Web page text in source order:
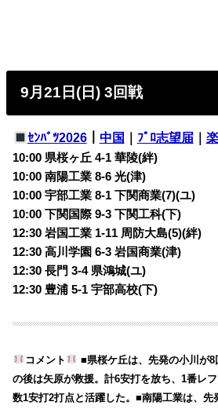
9月21日(日) 3回戦
ｾﾝﾊﾞﾂ2026｜ 中国 ﾌﾟﾛ志望届｜
10:00 県桜ヶ丘 4-1 華陵(絆)
10:00 南陽工業 8-6 光(津)
10:00 宇部工業 8-1 下関商業(7)(ユ)
10:00 下関国際 9-3 下関工科(下)
12:30 岩国工業 1-11 周防大島(5)(絆)
12:30 高川学園 6-3 岩国商業(津)
12:30 長門 3-4 県鴻城(ユ)
12:30 豊浦 5-1 宇部高校(下)
コメント
■県桜ケ丘は、先発の小川が
の後は矢原が救援。計6安打を放ち、1番レ
数1安打2打点と活躍した。■南陽工業は、先